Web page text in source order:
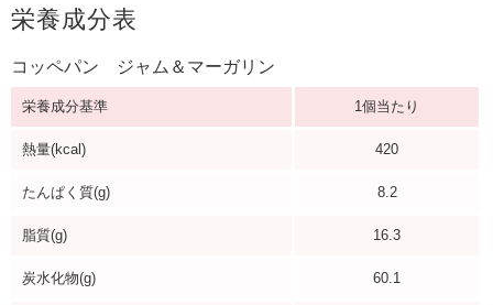
栄養成分表
コッペパン ジャム＆マーガリン
栄養成分基準 1個当たり
熱量(kcal) 420
たんぱく質(g) 8.2
脂質(g) 16.3
炭水化物(g) 60.1